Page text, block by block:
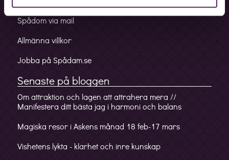
Spådom via mail
Allmänna villkor
Jobba på Spådam.se
Senaste på bloggen
Om attraktion och lagen att attrahera mera //
Manifestera ditt bästa jag i harmoni och balans
Magiska resor i Askens månad 18 feb-17 mars
Vishetens lykta - klarhet och inre kunskap